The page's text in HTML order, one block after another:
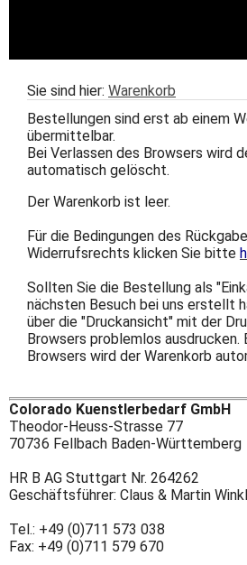
Angebote
Unser Ladengeschäft
Einkaufshinweise
DIN-Formate +Rezepte
Sie sind hier: Warenkorb
Bestellungen sind erst ab einem
übermittelbar.
Bei Verlassen des Browsers wird
automatisch gelöscht.
Der Warenkorb ist leer.
Für die Bedingungen des
Widerrufsrechts klicken Sie bitte
Sollten Sie die Bestellung als
nächsten Besuch bei uns erstellt
über die "Druckansicht" mit der
Browsers problemlos ausdrucken.
Browsers wird der Warenkorb
Colorado Kuenstlerbedarf GmbH
Theodor-Heuss-Strasse 77
70736 Fellbach Baden-Württemberg
HR B AG Stuttgart Nr. 264262
Geschäftsführer: Claus & Martin
Tel.: +49 (0)711 573 038
Fax: +49 (0)711 579 670